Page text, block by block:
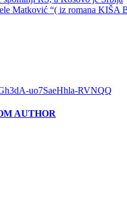
Matković “( iz romana
uo7SaeHhla-RVNQQ
AUTHOR